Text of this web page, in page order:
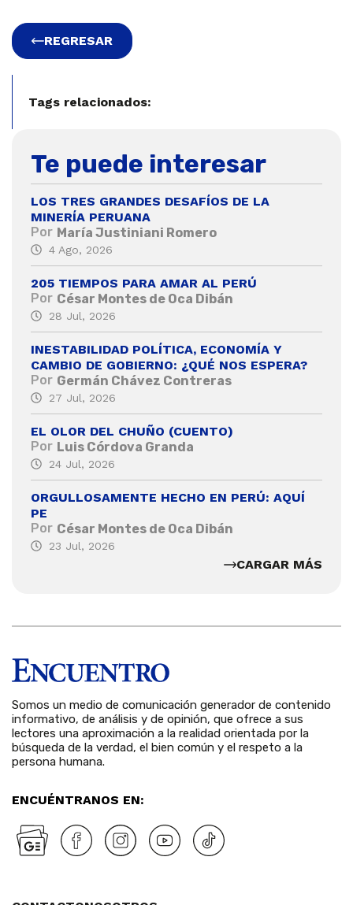
REGRESAR
Tags relacionados:
Te puede interesar
LOS TRES GRANDES DESAFÍOS DE LA
MINERÍA PERUANA
Por María Justiniani Romero
4 Ago, 2026
205 TIEMPOS PARA AMAR AL PERÚ
Por César Montes de Oca Dibán
28 Jul, 2026
INESTABILIDAD POLÍTICA, ECONOMÍA Y
CAMBIO DE GOBIERNO: ¿QUÉ NOS ESPERA?
Por Germán Chávez Contreras
27 Jul, 2026
EL OLOR DEL CHUÑO (CUENTO)
Por Luis Córdova Granda
24 Jul, 2026
ORGULLOSAMENTE HECHO EN PERÚ: AQUÍ
PE
Por César Montes de Oca Dibán
23 Jul, 2026
CARGAR MÁS
Somos un medio de comunicación generador de contenido
informativo, de análisis y de opinión, que ofrece a sus
lectores una aproximación a la realidad orientada por la
búsqueda de la verdad, el bien común y el respeto a la
persona humana.
ENCUÉNTRANOS EN: